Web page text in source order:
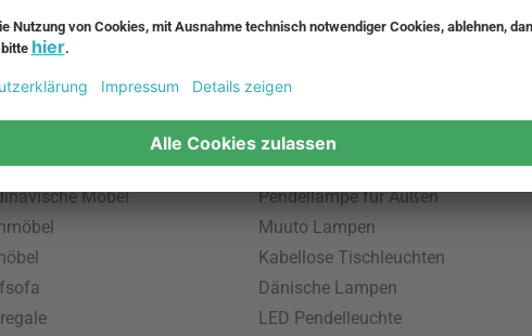
und zzgl.
Möbel
Beliebte Leuchten
Pendellampe für Außen
Muuto Lampen
Kabellose Tischleuchten
Dänische Lampen
LED Pendelleuchte